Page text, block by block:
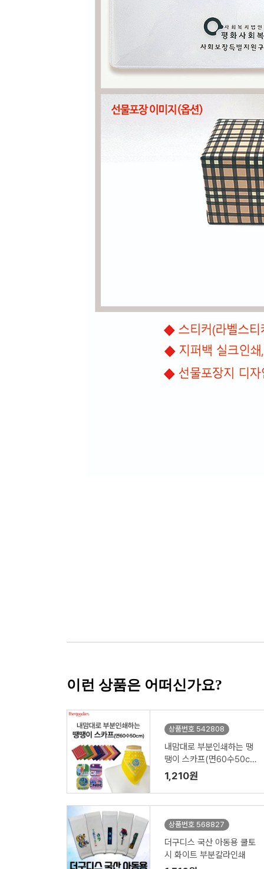
이런 상품은 어떠신가요?
상품번호 542808
내맘대로 부분인쇄하는 땡
땡이 스카프(면60수50c
m)
1,210원
상품번호 568827
더구디스 국산 아동용 쿨토
시 화이트 부분칼라인쇄